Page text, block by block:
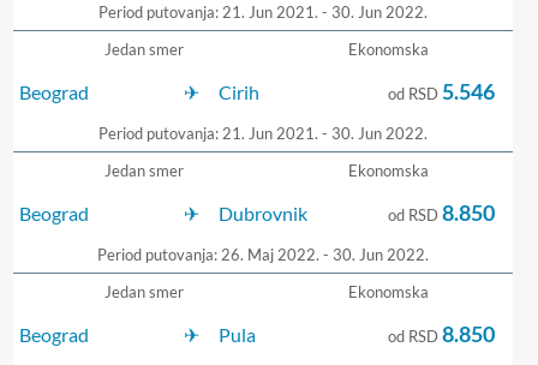
Period putovanja: 21. Jun 2021. - 30. Jun 2022.
Jedan smer
Beograd Cirih
Ekonomska
Period putovanja: 21. Jun 2021. - 30. Jun 2022.
od RSD5.546
Jedan smer
Beograd Dubrovnik
Ekonomska
Period putovanja: 26. Maj 2022. - 30. Jun 2022.
od RSD8.850
Jedan smer
Beograd Pula
Ekonomska
od RSD8.850